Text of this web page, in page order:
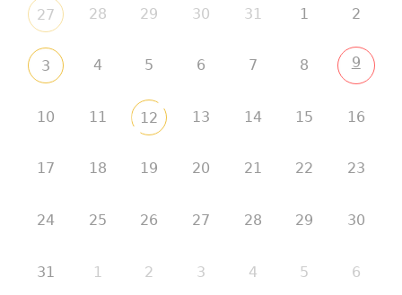
27 28 29 30 31 1 2
3 4 5 6 7 8 9
10 11 12 13 14 15 16
17 18 19 20 21 22 23
24 25 26 27 28 29 30
31 1 2 3 4 5 6